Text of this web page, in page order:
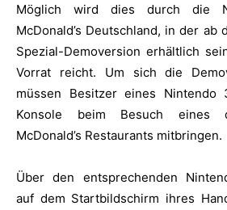
Möglich wird dies durch die
McDonald’s Deutschland, in der ab
Spezial-Demoversion erhältlich
Vorrat reicht. Um sich die
müssen Besitzer eines Nintendo
Konsole beim Besuch eines
McDonald’s Restaurants mitbringen.
Über den entsprechenden
auf dem Startbildschirm ihres